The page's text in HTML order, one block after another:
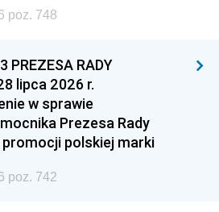
poz. 748
PREZESA RADY
lipca 2026 r.
w sprawie
Prezesa Rady
polskiej marki
poz. 742